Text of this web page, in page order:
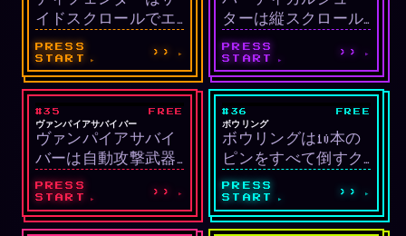
イドスクロールでエ
イリアン撃退+人質救
出を行うシューティ
ングです。
PRESS
START
››
ターは縦スクロール
編隊シューティング
です。
PRESS
START
››
サバイバル/アクシ
ョン
LIVE
#35 FREE
ヴァンパイアサバイバー
ヴァンパイアサバイ
バーは自動攻撃武器
で敵の群れに耐える
サバイバルアクショ
ンです。
PRESS
START
››
スポーツ LIVE
#36 FREE
ボウリング
ボウリングは10本の
ピンをすべて倒すク
ラシックスポーツゲ
ームです。
PRESS
START
››